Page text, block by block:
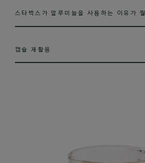
스타벅스가 알루미늄을 사용하는 이유가
캡슐 재활용